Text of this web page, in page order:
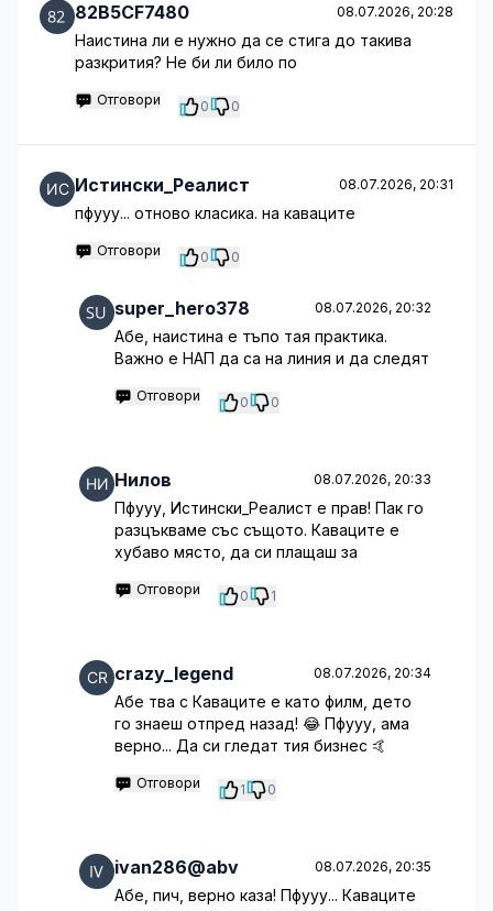
82B5CF7480 08.07.2026, 20:28
Наистина ли е нужно да се стига до такива
разкрития? Не би ли било по
Отговори 0 0
Истински_Реалист 08.07.2026, 20:31
пфууу... отново класика. на каваците
Отговори 0 0
super_hero378 08.07.2026, 20:32
Абе, наистина е тъпо тая практика.
Важно е НАП да са на линия и да следят
Отговори 0 0
Нилов 08.07.2026, 20:33
Пфууу, Истински_Реалист е прав! Пак го
разцъкваме със същото. Каваците е
хубаво място, да си плащаш за
Отговори 0 1
crazy_legend 08.07.2026, 20:34
Абе тва с Каваците е като филм, дето
го знаеш отпред назад! 😂 Пфууу, ама
верно... Да си гледат тия бизнес 🤙
Отговори 1 0
ivan286@abv 08.07.2026, 20:35
Абе, пич, верно каза! Пфууу... Каваците